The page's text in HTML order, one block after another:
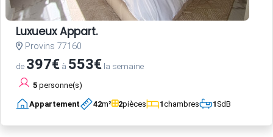
Luxueux Appart.
Provins 77160
de 397€ à 553€ la semaine
5 personne(s)
Appartement 42m² 2pièces 1chambres 1SdB